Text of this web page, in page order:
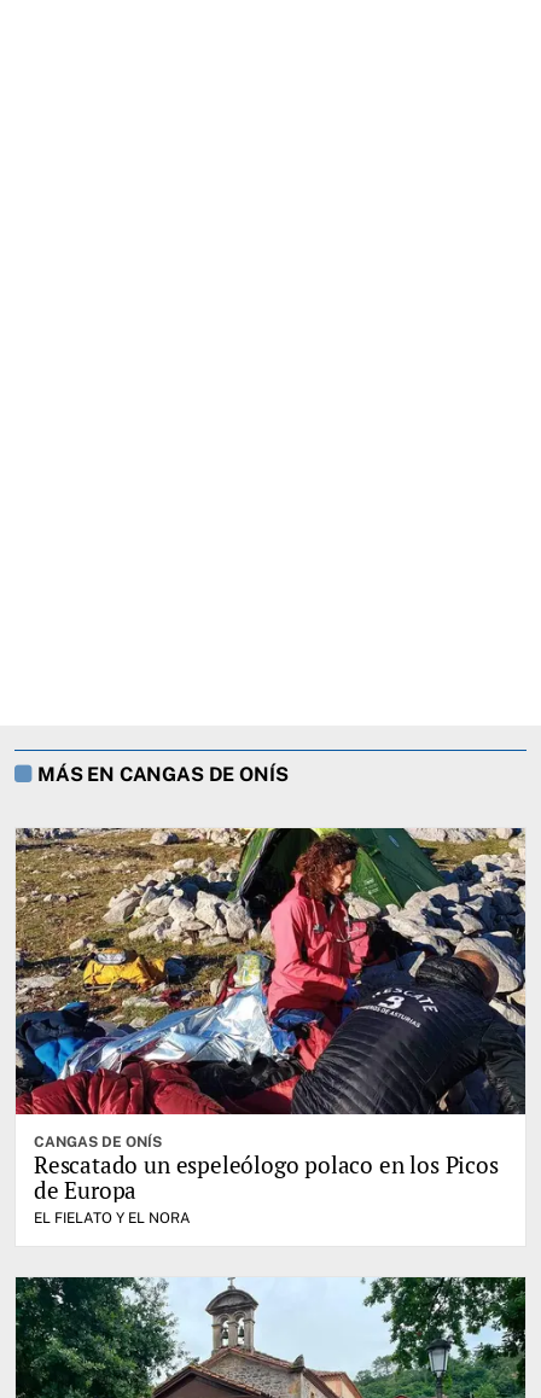
MÁS EN CANGAS DE ONÍS
CANGAS DE ONÍS
Rescatado un espeleólogo polaco en los Picos
de Europa
EL FIELATO Y EL NORA